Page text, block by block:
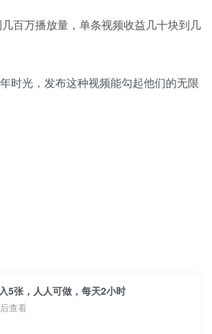
百万播放量，单条视频收益几十块到几
时光，发布这种视频能勾起他们的无限
5张，人人可做，每天2小时
查看